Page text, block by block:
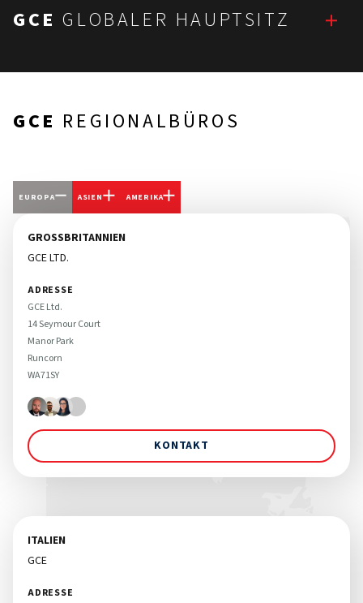
GCE GLOBALER HAUPTSITZ
GCE REGIONALBÜROS
EUROPA ASIEN AMERIKA
GROSSBRITANNIEN
GCE LTD.
ADRESSE
GCE Ltd.
14 Seymour Court
Manor Park
Runcorn
WA71SY
KONTAKT
ITALIEN
GCE
ADRESSE